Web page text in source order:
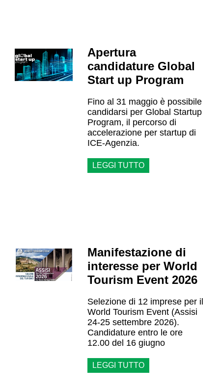
Apertura
candidature Global
Start up Program
Fino al 31 maggio è possibile
candidarsi per Global Startup
Program, il percorso di
accelerazione per startup di
ICE-Agenzia.
LEGGI TUTTO
Manifestazione di
interesse per World
Tourism Event 2026
Selezione di 12 imprese per il
World Tourism Event (Assisi
24-25 settembre 2026).
Candidature entro le ore
12.00 del 16 giugno
LEGGI TUTTO